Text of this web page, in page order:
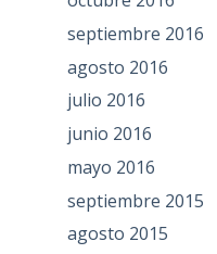
septiembre 2016
agosto 2016
julio 2016
junio 2016
mayo 2016
septiembre 2015
agosto 2015